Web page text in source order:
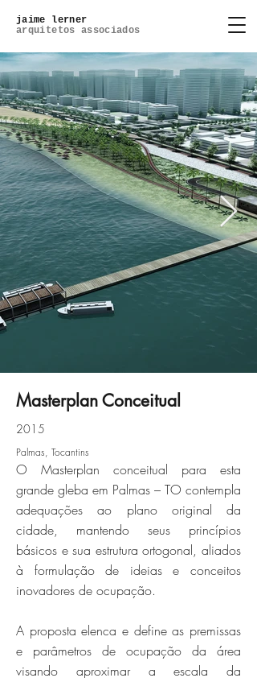
jaime lerner
arquitetos associados
Click here
Masterplan Conceitual
2015
Palmas, Tocantins
O Masterplan conceitual para esta
grande gleba em Palmas – TO contempla
adequações ao plano original da
cidade, mantendo seus princípios
básicos e sua estrutura ortogonal, aliados
à formulação de ideias e conceitos
inovadores de ocupação.
A proposta elenca e define as premissas
e parâmetros de ocupação da área
visando aproximar a escala da